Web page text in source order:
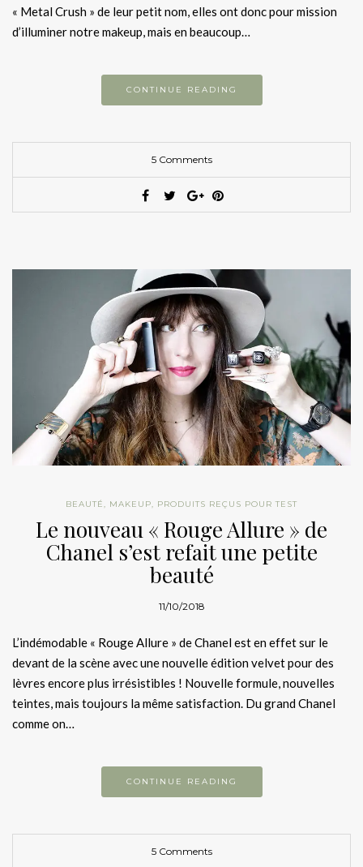
« Metal Crush » de leur petit nom, elles ont donc pour mission
d’illuminer notre makeup, mais en beaucoup…
CONTINUE READING
5 Comments
BEAUTÉ, MAKEUP, PRODUITS REÇUS POUR TEST
Le nouveau « Rouge Allure » de
Chanel s’est refait une petite
beauté
11/10/2018
L’indémodable « Rouge Allure » de Chanel est en effet sur le
devant de la scène avec une nouvelle édition velvet pour des
lèvres encore plus irrésistibles ! Nouvelle formule, nouvelles
teintes, mais toujours la même satisfaction. Du grand Chanel
comme on…
CONTINUE READING
5 Comments